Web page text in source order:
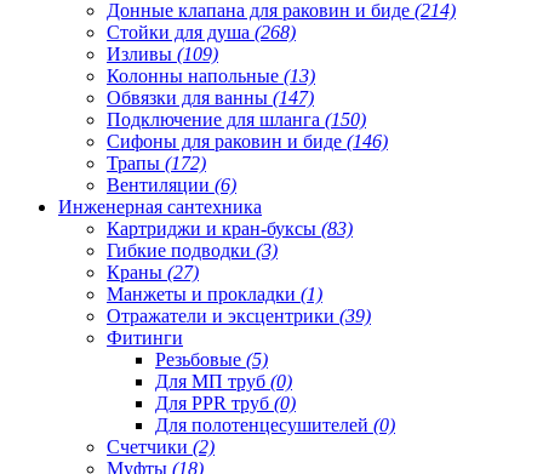
Донные клапана для раковин и биде (214)
Стойки для душа (268)
Изливы (109)
Колонны напольные (13)
Обвязки для ванны (147)
Подключение для шланга (150)
Сифоны для раковин и биде (146)
Трапы (172)
Вентиляции (6)
Инженерная сантехника
Картриджи и кран-буксы (83)
Гибкие подводки (3)
Краны (27)
Манжеты и прокладки (1)
Отражатели и эксцентрики (39)
Фитинги
Резьбовые (5)
Для МП труб (0)
Для PPR труб (0)
Для полотенцесушителей (0)
Счетчики (2)
Муфты (18)